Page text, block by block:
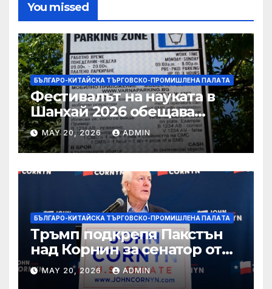
You missed
БЪЛГАРО-КИТАЙСКА ТЪРГОВСКО-ПРОМИШЛЕНА ПАЛAТА
Фестивалът на науката в
Шанхай 2026 обещава
вълнуващи научно-
технологични иновации
MAY 20, 2026 ADMIN
БЪЛГАРО-КИТАЙСКА ТЪРГОВСКО-ПРОМИШЛЕНА ПАЛAТА
Тръмп подкрепя Пакстън
над Корнин за сенатор от
Тексас в шокираща
подкрепа
MAY 20, 2026 ADMIN